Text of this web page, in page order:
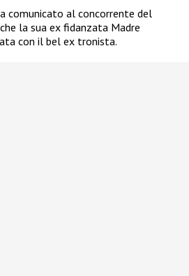
comunicato al concorrente del
che la sua ex fidanzata Madre
con il bel ex tronista.